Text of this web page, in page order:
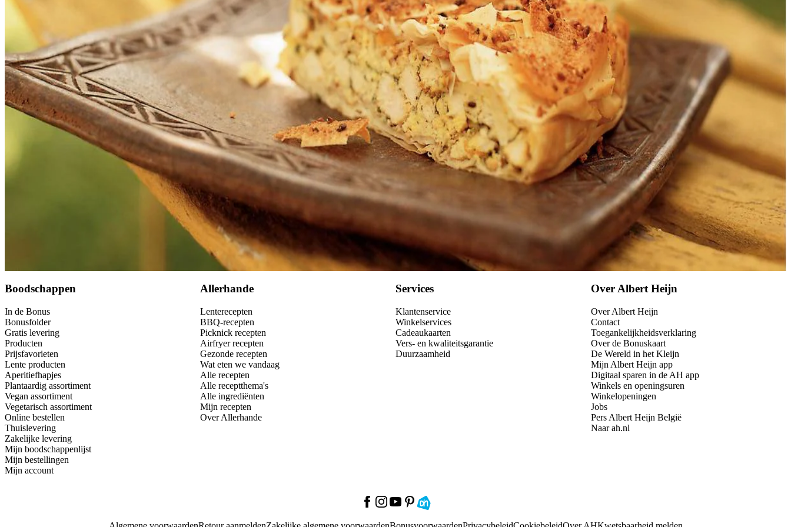
2
gemalen gember
90 ggarneeramandelen
elpoedersuiker
Kies producten
Boodschappen
In de Bonus
Bonusfolder
Gratis levering
Producten
Prijsfavorieten
Lente producten
Aperitiefhapjes
Plantaardig assortiment
Vegan assortiment
Vegetarisch assortiment
Online bestellen
Thuislevering
Zakelijke levering
Mijn boodschappenlijst
Mijn bestellingen
Mijn account
Allerhande
Lenterecepten
BBQ-recepten
Picknick recepten
Airfryer recepten
Gezonde recepten
Wat eten we vandaag
Alle recepten
Alle receptthema's
Alle ingrediënten
Mijn recepten
Over Allerhande
Services
Klantenservice
Winkelservices
Cadeaukaarten
Vers- en kwaliteitsgarantie
Duurzaamheid
Over Albert Heijn
Over Albert Heijn
Contact
Toegankelijkheidsverklaring
Over de Bonuskaart
De Wereld in het Kleijn
Mijn Albert Heijn app
Digitaal sparen in de AH app
Winkels en openingsuren
Winkelopeningen
Jobs
Pers Albert Heijn België
Naar ah.nl